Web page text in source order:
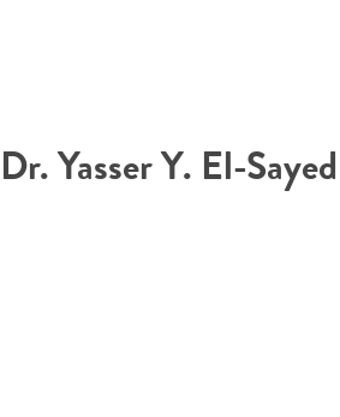
Dr. Yasser Y. El-Sayed